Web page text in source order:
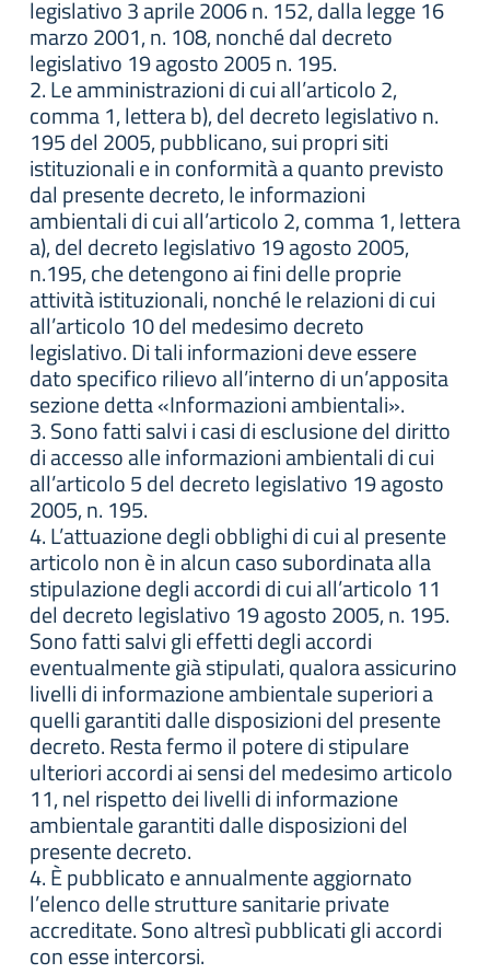
legislativo 3 aprile 2006 n. 152, dalla legge 16
marzo 2001, n. 108, nonché dal decreto
legislativo 19 agosto 2005 n. 195.
2. Le amministrazioni di cui all’articolo 2,
comma 1, lettera b), del decreto legislativo n.
195 del 2005, pubblicano, sui propri siti
istituzionali e in conformità a quanto previsto
dal presente decreto, le informazioni
ambientali di cui all’articolo 2, comma 1, lettera
a), del decreto legislativo 19 agosto 2005,
n.195, che detengono ai fini delle proprie
attività istituzionali, nonché le relazioni di cui
all’articolo 10 del medesimo decreto
legislativo. Di tali informazioni deve essere
dato specifico rilievo all’interno di un’apposita
sezione detta «Informazioni ambientali».
3. Sono fatti salvi i casi di esclusione del diritto
di accesso alle informazioni ambientali di cui
all’articolo 5 del decreto legislativo 19 agosto
2005, n. 195.
4. L’attuazione degli obblighi di cui al presente
articolo non è in alcun caso subordinata alla
stipulazione degli accordi di cui all’articolo 11
del decreto legislativo 19 agosto 2005, n. 195.
Sono fatti salvi gli effetti degli accordi
eventualmente già stipulati, qualora assicurino
livelli di informazione ambientale superiori a
quelli garantiti dalle disposizioni del presente
decreto. Resta fermo il potere di stipulare
ulteriori accordi ai sensi del medesimo articolo
11, nel rispetto dei livelli di informazione
ambientale garantiti dalle disposizioni del
presente decreto.
4. È pubblicato e annualmente aggiornato
l’elenco delle strutture sanitarie private
accreditate. Sono altresì pubblicati gli accordi
con esse intercorsi.